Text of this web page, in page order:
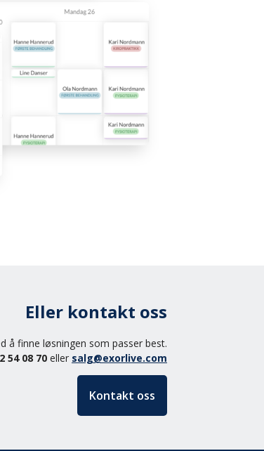
Eller kontakt oss
å finne løsningen som passer best.
54 08 70 eller salg@exorlive.com
Kontakt oss